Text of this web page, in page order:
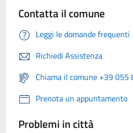
Contatta il comune
Leggi le domande frequenti
Richiedi Assistenza
Chiama il comune +39 055
Prenota un appuntamento
Problemi in città